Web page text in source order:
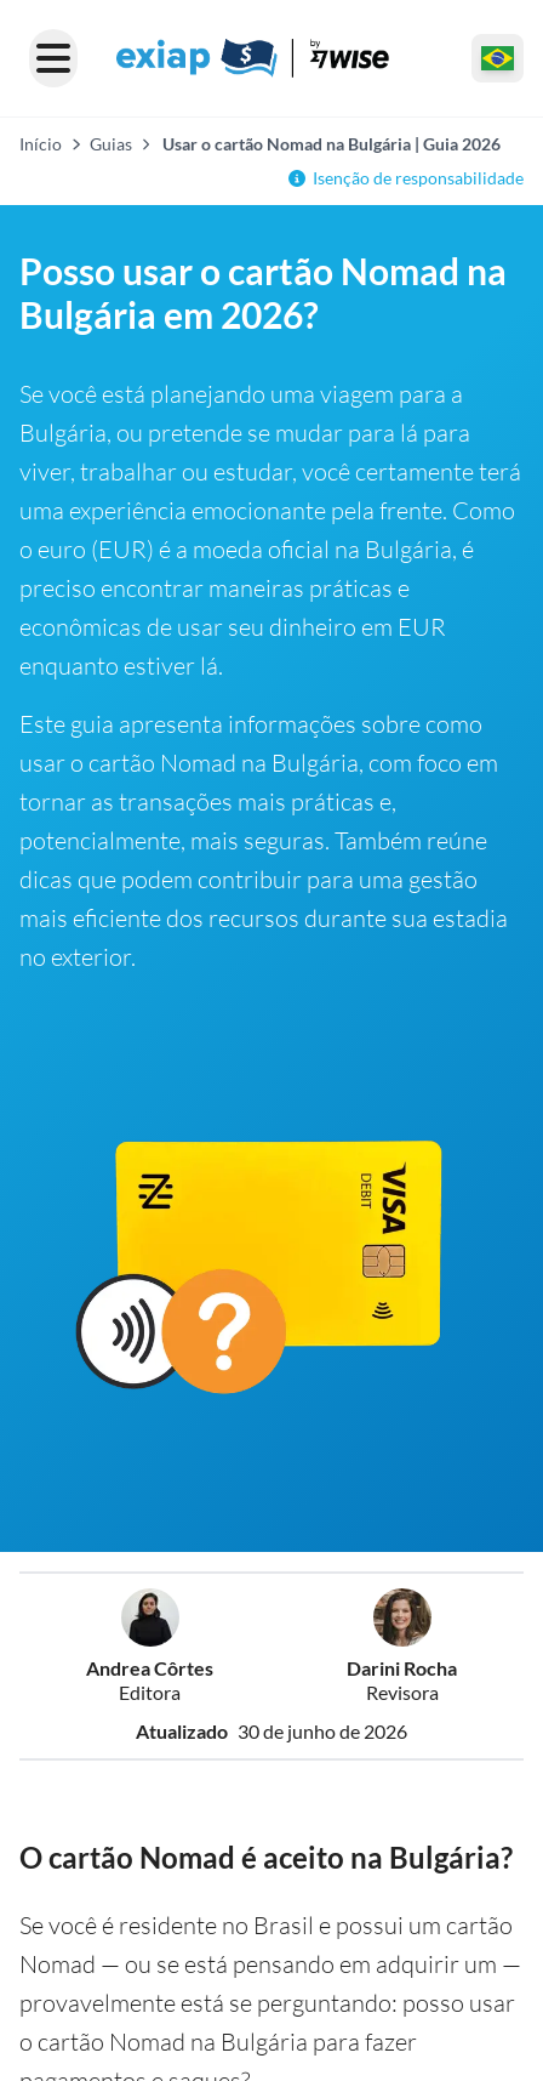
Início Guias
Usar o cartão Nomad na Bulgária | Guia 2026
Isenção de responsabilidade
Posso usar o cartão Nomad na
Bulgária em 2026?
Se você está planejando uma viagem para a
Bulgária, ou pretende se mudar para lá para
viver, trabalhar ou estudar, você certamente terá
uma experiência emocionante pela frente. Como
o euro (EUR) é a moeda oficial na Bulgária, é
preciso encontrar maneiras práticas e
econômicas de usar seu dinheiro em EUR
enquanto estiver lá.
Este guia apresenta informações sobre como
usar o cartão Nomad na Bulgária, com foco em
tornar as transações mais práticas e,
potencialmente, mais seguras. Também reúne
dicas que podem contribuir para uma gestão
mais eficiente dos recursos durante sua estadia
no exterior.
Andrea Côrtes
Editora
Darini Rocha
Revisora
Atualizado 30 de junho de 2026
O cartão Nomad é aceito na Bulgária?
Se você é residente no Brasil e possui um cartão
Nomad — ou se está pensando em adquirir um —
provavelmente está se perguntando: posso usar
o cartão Nomad na Bulgária para fazer